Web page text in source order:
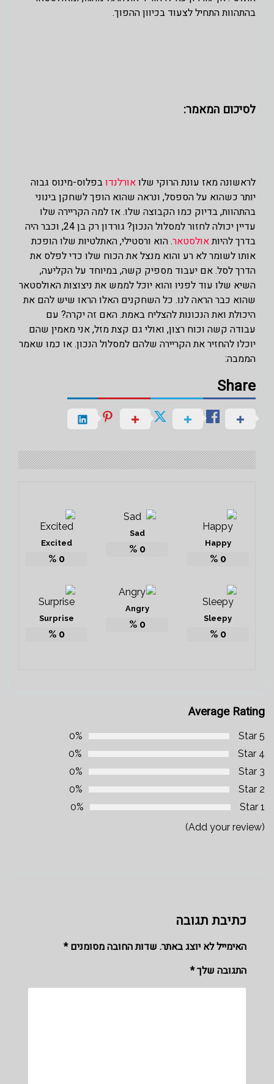
בהתהוות התחיל לצעוד בכיוון ההפוך.
לסיכום המאמר:
לראשונה מאז עונת הרוקי שלואורלנדובפלוס-מינוס גבוה
יותר כשהוא על הספסל, ונראה שהוא הופך לשחקן בינוני
בהתהוות, בדיוק כמו הקבוצה שלו. אז למה הקריירה שלו
עדיין יכולה לחזור למסלול הנכון? גורדון רק בן 24, וכבר היה
בדרך להיותאולסטאר. הוא ורסטילי, האתלטיות שלו הופכת
אותו לשומר לא רע והוא מנצל את הכוח שלו כדי לפלס את
הדרך לסל. אם יעבוד מספיק קשה, במיוחד על הקליעה,
השיא שלו עוד לפניו והוא יוכל לממש את ניצוצות האולסטאר
שהוא כבר הראה לנו. כל השחקנים האלו הראו שיש להם את
היכולת ואת הנכונות להצליח באמת. האם זה יקרה? עם
עבודה קשה וכוח רצון, ואולי גם קצת מזל, אני מאמין שהם
יוכלו להחזיר את הקריירה שלהם למסלול הנכון. או כמו שאמר
הממבה:
Share
Happy
0
%
Sad
0
%
Excited
0
%
Sleepy
0
%
Angry
0
%
Surprise
0
%
Average Rating
5 Star
0%
4 Star
0%
3 Star
0%
2 Star
0%
1 Star
0%
(Add your review)
כתיבת תגובה
האימייל לא יוצג באתר. שדות החובה מסומנים*
התגובה שלך*